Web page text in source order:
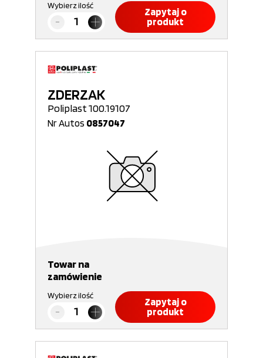
Wybierz ilość
Zapytaj o
produkt
ZDERZAK
Poliplast 100.19107
Nr Autos 0857047
Towar na
zamówienie
Wybierz ilość
Zapytaj o
produkt